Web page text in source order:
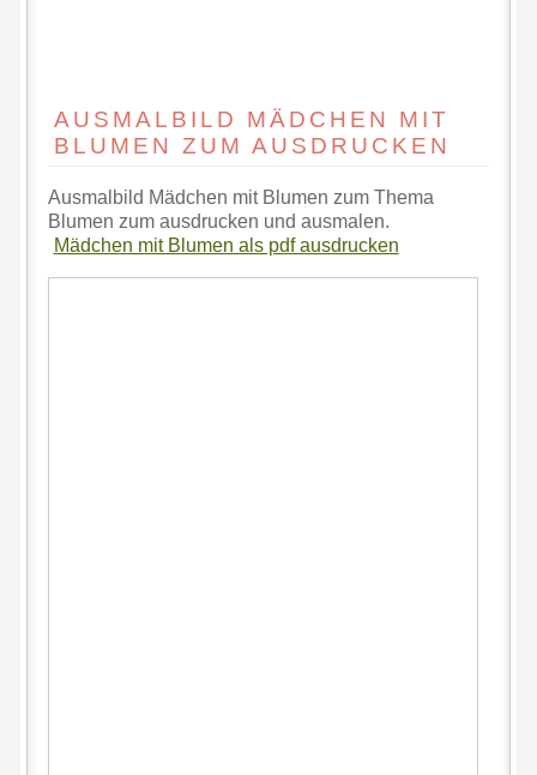
AUSMALBILD MÄDCHEN MIT
BLUMEN ZUM AUSDRUCKEN
Ausmalbild Mädchen mit Blumen zum Thema
Blumen zum ausdrucken und ausmalen.
Mädchen mit Blumen als pdf ausdrucken